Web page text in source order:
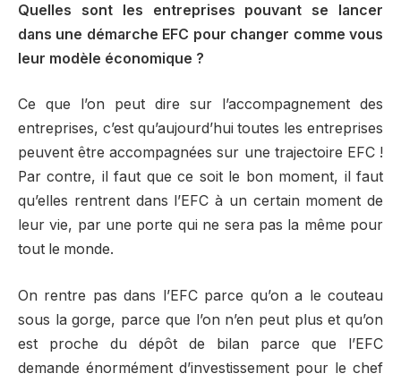
Quelles sont les entreprises pouvant se lancer
dans une démarche EFC pour changer comme vous
leur modèle économique ?
Ce que l’on peut dire sur l’accompagnement des
entreprises, c’est qu’aujourd’hui toutes les entreprises
peuvent être accompagnées sur une trajectoire EFC !
Par contre, il faut que ce soit le bon moment, il faut
qu’elles rentrent dans l’EFC à un certain moment de
leur vie, par une porte qui ne sera pas la même pour
tout le monde.
On rentre pas dans l’EFC parce qu’on a le couteau
sous la gorge, parce que l’on n’en peut plus et qu’on
est proche du dépôt de bilan parce que l’EFC
demande énormément d’investissement pour le chef